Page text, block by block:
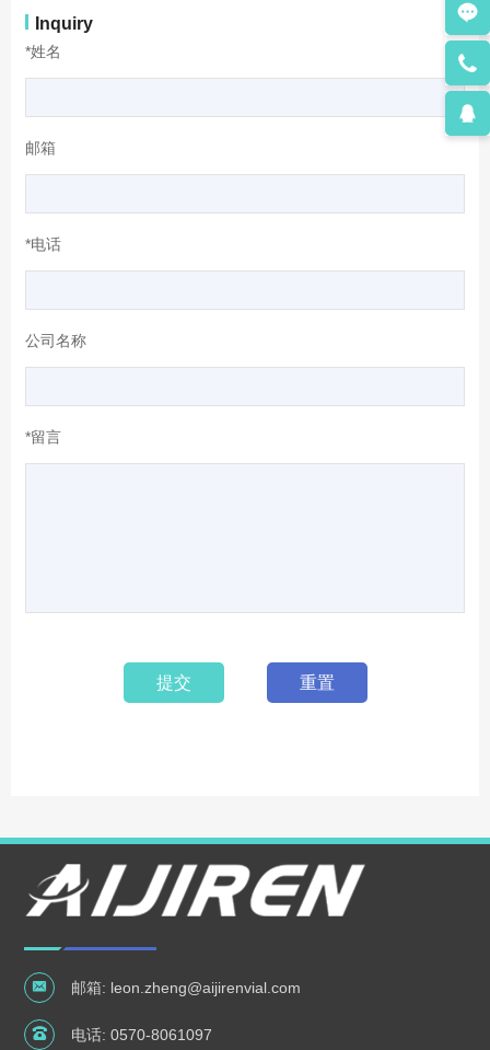
Inquiry
*姓名
邮箱
*电话
公司名称
*留言
提交 重置
邮箱: leon.zheng@aijirenvial.com
电话:0570-8061097